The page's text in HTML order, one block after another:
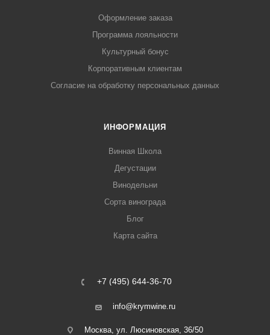
Оформление заказа
Программа лояльности
Культурный бонус
Корпоративным клиентам
Согласие на обработку персональных данных
ИНФОРМАЦИЯ
Винная Школа
Дегустации
Винодельни
Сорта винограда
Блог
Карта сайта
+7 (495) 644-36-70
info@krymwine.ru
Москва, ул. Люсиновская, 36/50